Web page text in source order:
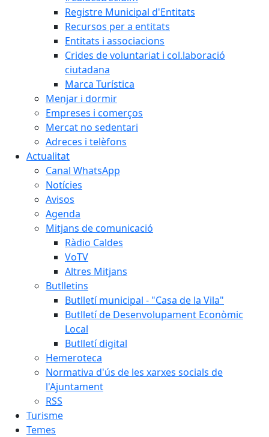
Registre Municipal d'Entitats
Recursos per a entitats
Entitats i associacions
Crides de voluntariat i col.laboració
ciutadana
Marca Turística
Menjar i dormir
Empreses i comerços
Mercat no sedentari
Adreces i telèfons
Actualitat
Canal WhatsApp
Notícies
Avisos
Agenda
Mitjans de comunicació
Ràdio Caldes
VoTV
Altres Mitjans
Butlletins
Butlletí municipal - "Casa de la Vila"
Butlletí de Desenvolupament Econòmic
Local
Butlletí digital
Hemeroteca
Normativa d'ús de les xarxes socials de
l'Ajuntament
RSS
Turisme
Temes